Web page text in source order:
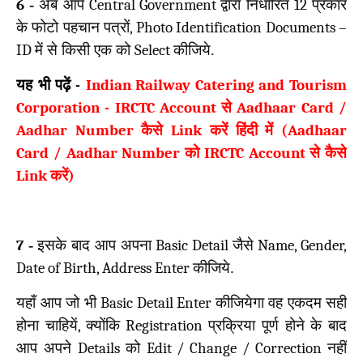
6 - अब आप Central Governmentद्वारा निर्धारित 12 प्रकार
के फोटो पहचान पत्रों, Photo Identification Documents –
IDमें से किसी एक कोSelectकीजिये.
यह भी पढ़ें- Indian Railway Catering and Tourism
Corporation - IRCTC AccountसेAadhaar Card /
Aadhar NumberकैसेLinkकरें हिंदी में(Aadhaar
Card / Aadhar NumberकोIRCTC Accountसे कैसे
Linkकरें)
7 -इसके बाद आप अपनाBasic DetailजैसेName, Gender,
Date of Birth, Address Enterकीजिये.
यहाँ आप जो भीBasic Detail Enterकीजियेगा वह एकदम सही
होना चाहियें,क्योंकिRegistrationप्रक्रिया पूर्ण होने के बाद
आप अपने Detailsको Edit / Change / Correctionनहीं